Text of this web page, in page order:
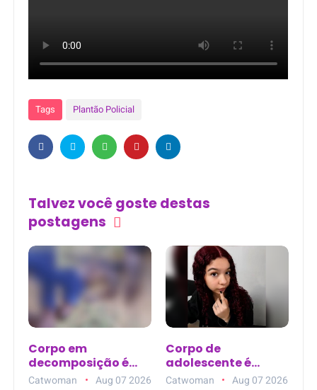
Tags Plantão Policial
Talvez você goste destas
postagens
Corpo em
decomposição é
encontrado em
Catwoman Aug 07 2026
Corpo de
adolescente é
encontrado na Baía
Catwoman Aug 07 2026